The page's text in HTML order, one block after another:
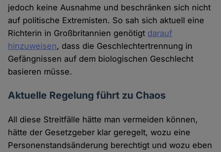
jedoch keine Ausnahme und beschränken sich nicht
auf politische Extremisten. So sah sich aktuell eine
Richterin in Großbritannien genötigt darauf
hinzuweisen, dass die Geschlechtertrennung in
Gefängnissen auf dem biologischen Geschlecht
basieren müsse.
Aktuelle Regelung führt zu Chaos
All diese Streitfälle hätte man vermeiden können,
hätte der Gesetzgeber klar geregelt, wozu eine
Personenstandsänderung berechtigt und wozu eben